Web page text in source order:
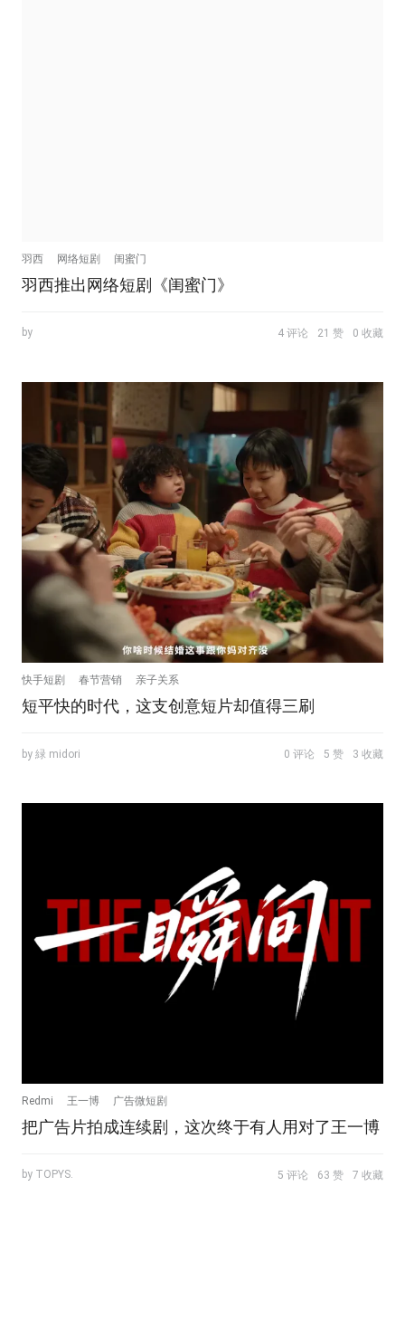
羽西 网络短剧 闺蜜门
羽西推出网络短剧《闺蜜门》
by 4 评论 21 赞 0 收藏
快手短剧 春节营销 亲子关系
短平快的时代，这支创意短片却值得三刷
by 緑 midori 0 评论 5 赞 3 收藏
Redmi 王一博 广告微短剧
把广告片拍成连续剧，这次终于有人用对了王一博
by TOPYS. 5 评论 63 赞 7 收藏